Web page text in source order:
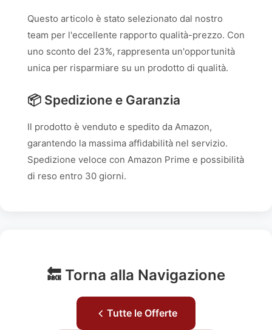
Questo articolo è stato selezionato dal nostro
team per l'eccellente rapporto qualità-prezzo. Con
uno sconto del 23%, rappresenta un'opportunità
unica per risparmiare su un prodotto di qualità.
📦 Spedizione e Garanzia
Il prodotto è venduto e spedito da Amazon,
garantendo la massima affidabilità nel servizio.
Spedizione veloce con Amazon Prime e possibilità
di reso entro 30 giorni.
🔙 Torna alla Navigazione
Tutte le Offerte